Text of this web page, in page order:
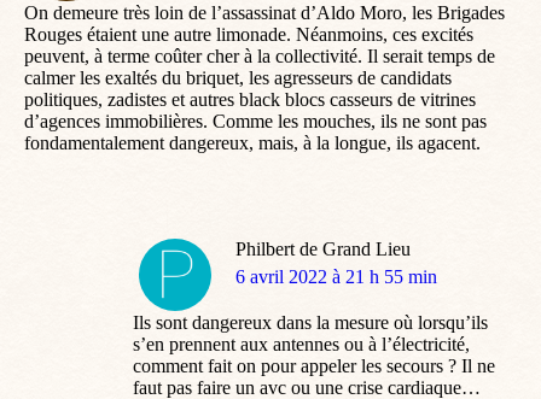
On demeure très loin de l’assassinat d’Aldo Moro, les Brigades
Rouges étaient une autre limonade. Néanmoins, ces excités
peuvent, à terme coûter cher à la collectivité. Il serait temps de
calmer les exaltés du briquet, les agresseurs de candidats
politiques, zadistes et autres black blocs casseurs de vitrines
d’agences immobilières. Comme les mouches, ils ne sont pas
fondamentalement dangereux, mais, à la longue, ils agacent.
Philbert de Grand Lieu
dit
6 avril 2022 à 21 h 55 min
Ils sont dangereux dans la mesure où lorsqu’ils
s’en prennent aux antennes ou à l’électricité,
comment fait on pour appeler les secours ? Il ne
faut pas faire un avc ou une crise cardiaque…